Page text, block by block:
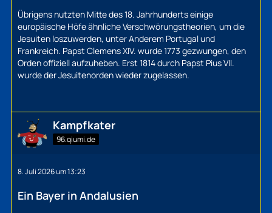
Übrigens nutzten Mitte des 18. Jahrhunderts einige
europäische Höfe ähnliche Verschwörungstheorien, um die
Jesuiten loszuwerden, unter Anderem Portugal und
Frankreich. Papst Clemens XIV. wurde 1773 gezwungen, den
Orden offiziell aufzuheben. Erst 1814 durch Papst Pius VII.
wurde der Jesuitenorden wieder zugelassen.
Kampfkater
96.qiumi.de
8. Juli 2026 um 13:23
Ein Bayer in Andalusien